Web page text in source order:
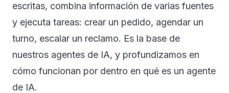
escritas, combina información de varias fuentes
y ejecuta tareas: crear un pedido, agendar un
turno, escalar un reclamo. Es la base de
nuestros agentes de IA, y profundizamos en
cómo funcionan por dentro en qué es un agente
de IA.